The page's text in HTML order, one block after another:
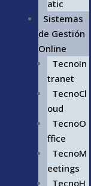
atic
Sistemas
de Gestión
Online
TecnoIn
tranet
TecnoCl
oud
TecnoO
ffice
TecnoM
eetings
TecnoH